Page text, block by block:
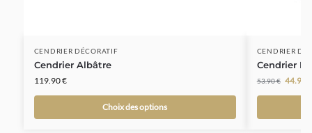
CENDRIER DÉCORATIF
Cendrier Albâtre
119.90€
Choix des options
CENDRIER
Cendrier
53.90€ 44.90